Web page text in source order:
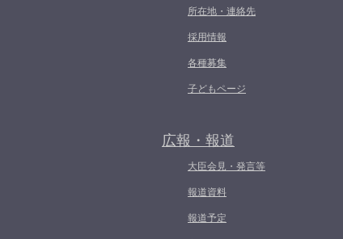
所在地・連絡先
採用情報
各種募集
子どもページ
広報・報道
大臣会見・発言等
報道資料
報道予定